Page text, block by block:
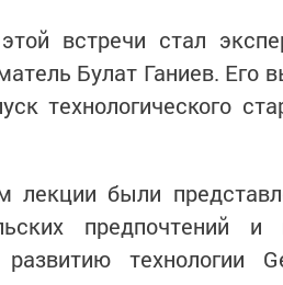
встречи стал
Булат Ганиев. Его
технологического
лекции были
предпочтений
развитию технологии